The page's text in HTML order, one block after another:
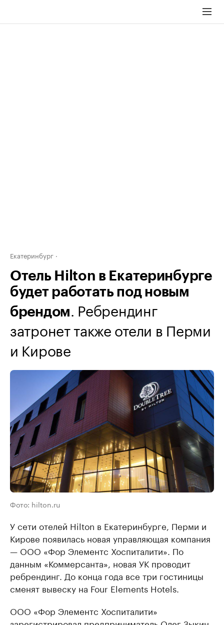
Екатеринбург
Отель Hilton в Екатеринбурге
будет работать под новым
брендом. Ребрендинг
затронет также отели в Перми
и Кирове
Фото: hilton.ru
У сети отелей Hilton в Екатеринбурге, Перми и
Кирове появилась новая управляющая компания
— ООО «Фор Элементс Хос­питалити». По
данным «Коммерсанта», новая УК проводит
ребрендинг. До конца года все три гостиницы
сменят вывеску на Four Elements Hotels.
ООО «Фор Элементс Хоспиталити»